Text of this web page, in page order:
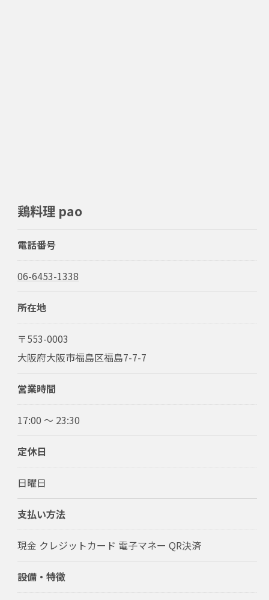
鶏料理 pao
電話番号
06-6453-1338
所在地
〒553-0003
大阪府大阪市福島区福島7-7-7
営業時間
17:00 ～ 23:30
定休日
日曜日
支払い方法
現金 クレジットカード 電子マネー QR決済
設備・特徴